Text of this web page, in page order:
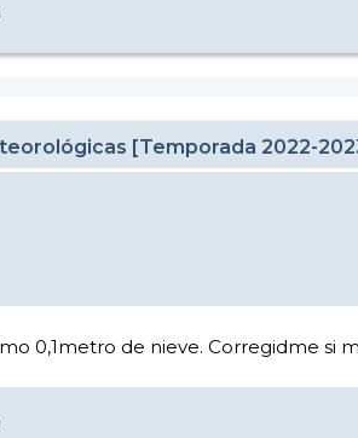
[Temporada 2022-
0,1metro de nieve. Corregidme si